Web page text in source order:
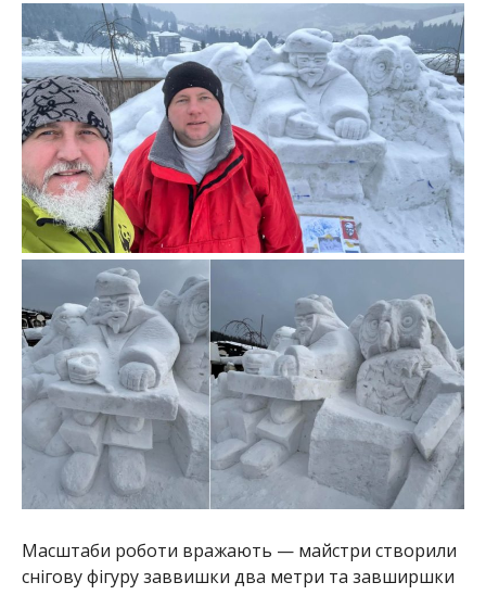
Масштаби роботи вражають — майстри створили
снігову фігуру заввишки два метри та завширшки